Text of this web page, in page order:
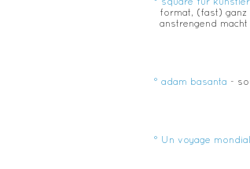
format, (fast) ganz
anstrengend macht
° adam basanta -
° Un voyage